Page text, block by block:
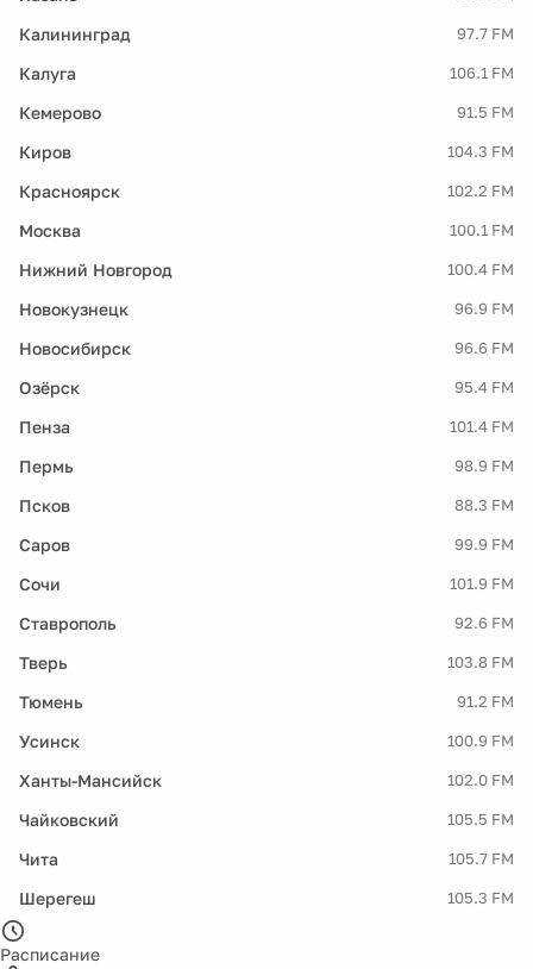
Калининград 97.7 FM
Калуга 106.1 FM
Кемерово 91.5 FM
Киров 104.3 FM
Красноярск 102.2 FM
Москва 100.1 FM
Нижний Новгород 100.4 FM
Новокузнецк 96.9 FM
Новосибирск 96.6 FM
Озёрск 95.4 FM
Пенза 101.4 FM
Пермь 98.9 FM
Псков 88.3 FM
Саров 99.9 FM
Сочи 101.9 FM
Ставрополь 92.6 FM
Тверь 103.8 FM
Тюмень 91.2 FM
Усинск 100.9 FM
Ханты-Мансийск 102.0 FM
Чайковский 105.5 FM
Чита 105.7 FM
Шерегеш 105.3 FM
Расписание